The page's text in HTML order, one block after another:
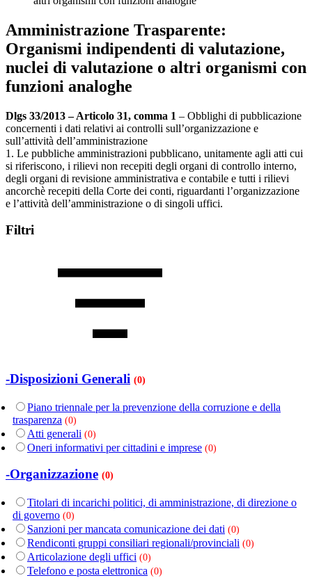
Amministrazione Trasparente:
Organismi indipendenti di valutazione,
nuclei di valutazione o altri organismi con
funzioni analoghe
Dlgs 33/2013 – Articolo 31, comma 1 – Obblighi di pubblicazione
concernenti i dati relativi ai controlli sull’organizzazione e
sull’attività dell’amministrazione
1. Le pubbliche amministrazioni pubblicano, unitamente agli atti cui
si riferiscono, i rilievi non recepiti degli organi di controllo interno,
degli organi di revisione amministrativa e contabile e tutti i rilievi
ancorchè recepiti della Corte dei conti, riguardanti l’organizzazione
e l’attività dell’amministrazione o di singoli uffici.
Filtri
-Disposizioni Generali (0)
Piano triennale per la prevenzione della corruzione e della
trasparenza (0)
Atti generali (0)
Oneri informativi per cittadini e imprese (0)
-Organizzazione (0)
Titolari di incarichi politici, di amministrazione, di direzione o
di governo (0)
Sanzioni per mancata comunicazione dei dati (0)
Rendiconti gruppi consiliari regionali/provinciali (0)
Articolazione degli uffici (0)
Telefono e posta elettronica (0)